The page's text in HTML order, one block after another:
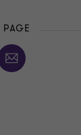
PAGE